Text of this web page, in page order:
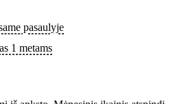
pasaulyje
1 metams